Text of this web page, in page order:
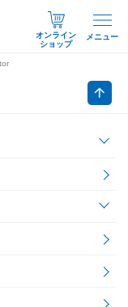
オンライン
ショップ
メニュー